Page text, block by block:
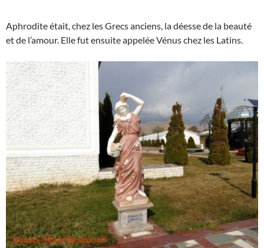
Aphrodite était, chez les Grecs anciens, la déesse de la beauté
et de l’amour. Elle fut ensuite appelée Vénus chez les Latins.